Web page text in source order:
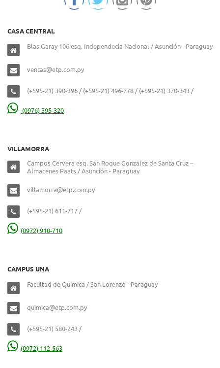
CASA CENTRAL
Blas Garay 106 esq. Independecia Nacional / Asunción - Paraguay
ventas@etp.com.py
(+595-21) 390-396 / (+595-21) 496-778 / (+595-21) 370-343 /
(0976) 395-320
VILLAMORRA
Campos Cervera esq. San Roque González de Santa Cruz –
Almacenes Paats / Asunción - Paraguay
villamorra@etp.com.py
(+595-21) 611-717 /
(0972) 910-710
CAMPUS UNA
Facultad de Química / San Lorenzo - Paraguay
quimica@etp.com.py
(+595-21) 580-243 /
(0972) 112-563